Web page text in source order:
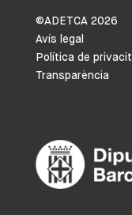
©ADETCA 2026
Avís legal
Política de
Transparència